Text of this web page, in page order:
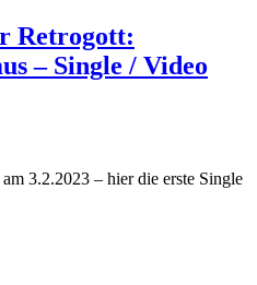
Retrogott:
– Single / Video
3.2.2023 – hier die erste Single